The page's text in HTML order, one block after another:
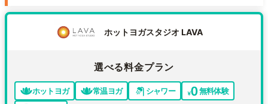
ホットヨガスタジオ LAVA
選べる料金プラン
ホットヨガ 常温ヨガ シャワー
無料体験